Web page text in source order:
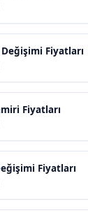
Fiyatları
Fiyatları
Fiyatları